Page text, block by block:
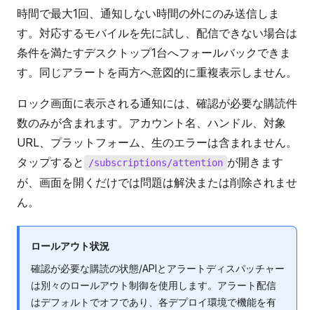
時間で最大1回、通知しない時間の外にのみ送信しま
す。対応するモバイルを先に試し、配信できない場合は
条件を満たすデスクトップ1台へフォールバックできま
す。同じアラートを両方へ意図的に重複表示しません。
ロック画面に表示される通知には、確認が必要な購読件
数のみが含まれます。アカウント名、ハンドル、対象
URL、プラットフォーム、生のエラーは含まれません。
タップすると
/subscriptions/attention が開きます
が、画面を開くだけでは問題は解決または削除されませ
ん。
ロールアウト状況
確認が必要な購読の状態/APIとアラートディスパッチャー
は別々のロールアウト制御を使用します。アラート配信
はデフォルトでオフであり、各デプロイ環境で機能を有